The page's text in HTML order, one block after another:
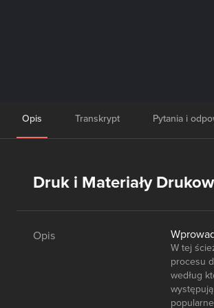
Opis Transkrypt Pytania i
Druk i Materiały
Opis
W tej
procesu
według